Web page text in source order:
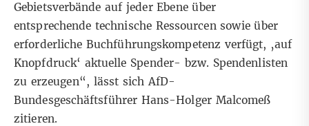
Gebietsverbände auf jeder Ebene über
entsprechende technische Ressourcen sowie über
erforderliche Buchführungskompetenz verfügt, ‚auf
Knopfdruck‘ aktuelle Spender- bzw. Spendenlisten
zu erzeugen“, lässt sich AfD-
Bundesgeschäftsführer Hans-Holger Malcomeß
zitieren.